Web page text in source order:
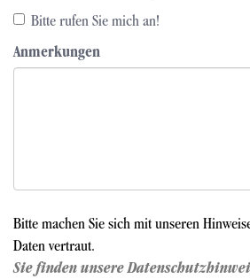
Bitte rufen Sie mich an!
Anmerkungen
Bitte machen Sie sich mit unseren
Daten vertraut.
Sie finden unsere